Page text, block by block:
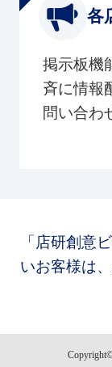
各
掲示板機
斉に情報
問い合わ
「店研創意
いお客様は